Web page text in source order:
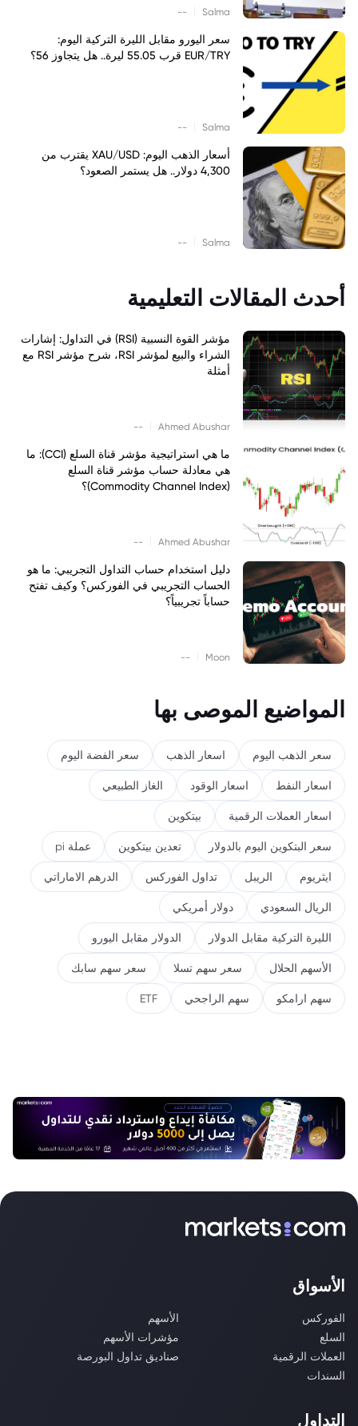
Salma
--
سعر اليورو مقابل الليرة التركية اليوم:
EUR/TRY قرب 55.05 ليرة.. هل يتجاوز 56؟
Salma
--
أسعار الذهب اليوم: XAU/USD يقترب من
4,300 دولار.. هل يستمر الصعود؟
Salma
--
أحدث المقالات التعليمية
مؤشر القوة النسبية (RSI) في التداول: إشارات
الشراء والبيع لمؤشر RSI، شرح مؤشر RSI مع
أمثلة
Ahmed Abushar
--
ما هي استراتيجية مؤشر قناة السلع (CCI): ما
هي معادلة حساب مؤشر قناة السلع
(Commodity Channel Index)؟
Ahmed Abushar
--
دليل استخدام حساب التداول التجريبي: ما هو
الحساب التجريبي في الفوركس؟ وكيف تفتح
حساباً تجريبياً؟
Moon
--
المواضيع الموصى بها
سعر الذهب اليوم اسعار الذهب سعر الفضة اليوم
اسعار النفط اسعار الوقود الغاز الطبيعي
اسعار العملات الرقمية بيتكوين
سعر البتكوين اليوم بالدولار تعدين بيتكوين عملة pi
ايثريوم الريبل تداول الفوركس الدرهم الاماراتي
الريال السعودي دولار أمريكي
الليرة التركية مقابل الدولار الدولار مقابل اليورو
الأسهم الحلال سعر سهم تسلا سعر سهم سابك
سهم ارامكو سهم الراجحي ETF
الأسواق
الفوركس
الأسهم
السلع
مؤشرات الأسهم
العملات الرقمية
صناديق تداول البورصة
السندات
التداول